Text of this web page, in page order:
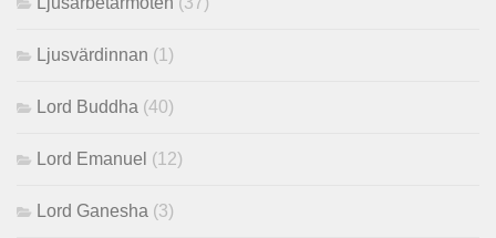
Ljusvärdinnan (1)
Lord Buddha (40)
Lord Emanuel (12)
Lord Ganesha (3)